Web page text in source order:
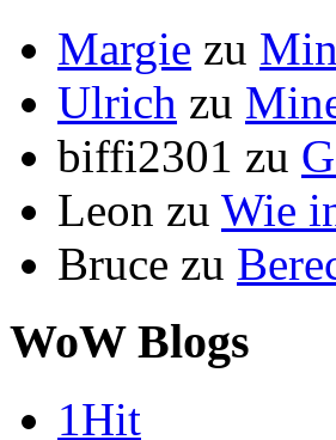
Margie zu
Ulrich zu
biffi2301 zu
Leon zu Wie
Bruce zu
WoW Blogs
1Hit